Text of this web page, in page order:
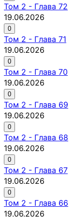
Том 2 - Глава 72
19.06.2026
0
Том 2 - Глава 71
19.06.2026
0
Том 2 - Глава 70
19.06.2026
0
Том 2 - Глава 69
19.06.2026
0
Том 2 - Глава 68
19.06.2026
0
Том 2 - Глава 67
19.06.2026
0
Том 2 - Глава 66
19.06.2026